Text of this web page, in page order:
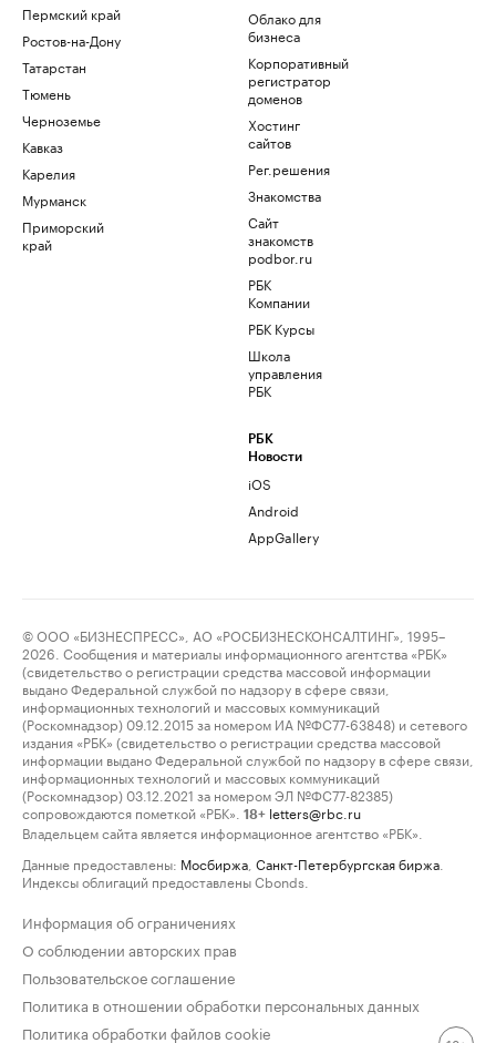
Пермский край
Ростов-на-Дону
Татарстан
Тюмень
Черноземье
Кавказ
Карелия
Мурманск
Приморский
край
Облако для
бизнеса
Корпоративный
регистратор
доменов
Хостинг
сайтов
Рег.решения
Знакомства
Сайт
знакомств
podbor.ru
РБК
Компании
РБК Курсы
Школа
управления
РБК
РБК
Новости
iOS
Android
AppGallery
© ООО «БИЗНЕСПРЕСС», АО «РОСБИЗНЕСКОНСАЛТИНГ», 1995–
2026. Сообщения и материалы информационного агентства «РБК»
(свидетельство о регистрации средства массовой информации
выдано Федеральной службой по надзору в сфере связи,
информационных технологий и массовых коммуникаций
(Роскомнадзор) 09.12.2015 за номером ИА №ФС77-63848) и сетевого
издания «РБК» (свидетельство о регистрации средства массовой
информации выдано Федеральной службой по надзору в сфере связи,
информационных технологий и массовых коммуникаций
(Роскомнадзор) 03.12.2021 за номером ЭЛ №ФС77-82385)
сопровождаются пометкой «РБК».
18+ letters@rbc.ru
Владельцем сайта является информационное агентство «РБК».
Данные предоставлены: Мосбиржа Санкт-Петербургская биржа
Индексы облигаций предоставлены Cbonds.
Информация об ограничениях
О соблюдении авторских прав
Пользовательское соглашение
Политика в отношении обработки персональных данных
Политика обработки файлов cookie